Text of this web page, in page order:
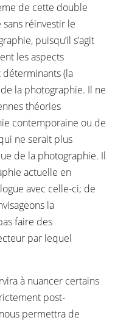
de cette double
réinvestir le
puisqu’il s’agit
les aspects
(la
la photographie. Il ne
théories
contemporaine ou de
ne serait plus
de la photographie. Il
actuelle en
avec celle-ci; de
la
faire des
par lequel
à nuancer certains
post-
permettra de